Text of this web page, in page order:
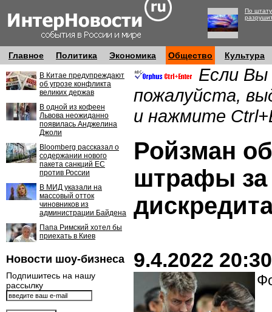
По
Главное Политика Экономика Общество Культура
В Китае предупреждают
об угрозе конфликта
великих держав
В одной из кофеен
Львова неожиданно
появилась Анджелина
Джоли
Bloomberg рассказал о
содержании нового
пакета санкций ЕС
против России
В МИД указали на
массовый отток
чиновников из
администрации Байдена
Папа Римский хотел бы
приехать в Киев
Новости шоу-бизнеса
Подпишитесь на нашу
рассылку
Если Вы
пожалуйста,
и нажмите
Ройзман
штрафы за
9.4.2022 20:30